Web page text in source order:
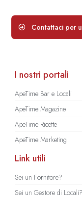
Contattaci per
I nostri portali
ApeTime Bar e Locali
ApeTime Magazine
ApeTime Ricette
ApeTime Marketing
Link utili
Sei un Fornitore?
Sei un Gestore di Locali?